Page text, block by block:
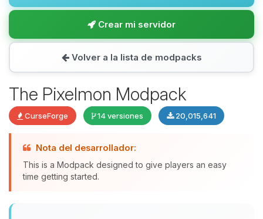
Crear mi servidor
Volver a la lista de modpacks
The Pixelmon Modpack
CurseForge 14 versiones 20,015,641
Nota del desarrollador:
This is a Modpack designed to give players an easy
time getting started.